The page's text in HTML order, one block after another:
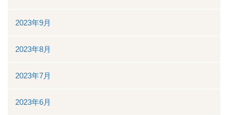
2023年9月
2023年8月
2023年7月
2023年6月